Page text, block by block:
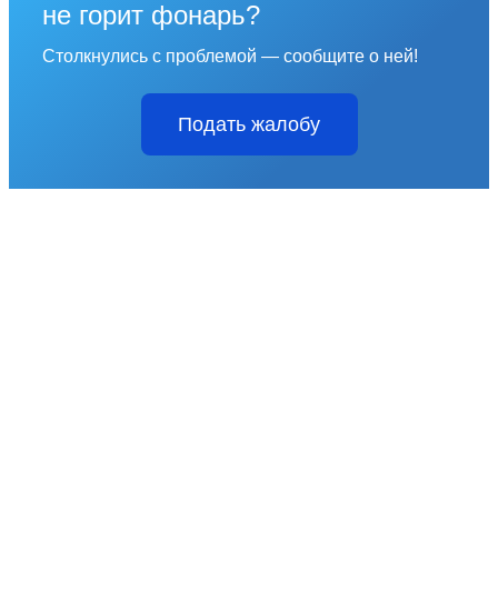
не горит фонарь?
Столкнулись с проблемой — сообщите о ней!
Подать жалобу